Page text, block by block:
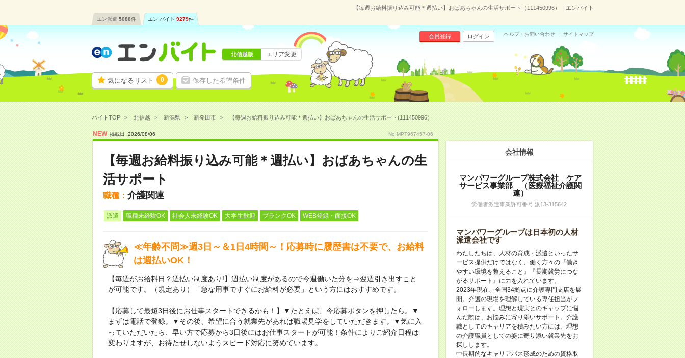
【毎週お給料振り込み可能＊週払い】おばあちゃんの生活サポート（111450996）｜エンバイト
エン派遣 5088件 エン バイト 9279件
気になるリスト 0 保存した希望条件
会員登録 ログイン ヘルプ・お問い合わせ サイトマップ
北信越版 エリア変更
バイトTOP 北信越 新潟県 新発田市 【毎週お給料振り込み可能＊週払い】おばあちゃんの生活サポート(111450996）
NEW 掲載日 :2026/08/06 No.MPT967457-06
【毎週お給料振り込み可能＊週払い】おばあちゃんの生
活サポート
職種： 介護関連
派遣 職種未経験OK 社会人未経験OK 大学生歓迎 ブランクOK WEB登録・面接OK
≪年齢不問≫週3日～＆1日4時間～！応募時に履歴書は不要で、お給料
は週払いOK！
【毎週がお給料日？週払い制度あり!】週払い制度があるので今週働いた分を⇒翌週引き出すこと
が可能です。（規定あり）「急な用事ですぐにお給料が必要」という方にはおすすめです。
【応募して最短3日後にお仕事スタートできるかも！】▼たとえば、今応募ボタンを押したら。▼
まずは電話で登録。▼その後、希望に合う就業先があれば職場見学をしていただきます。▼気に入
っていただいたら、早い方で応募から3日後にはお仕事スタートが可能！条件によりご紹介日程は
変わりますが、お待たせしないようスピード対応に努めています。
会社情報
マンパワーグループ株式会社 ケア
サービス事業部 （医療福祉介護関
連）
労働者派遣事業許可番号:派13-315642
マンパワーグループは⽇本初の⼈材
派遣会社です
わたしたちは、人材の育成・派遣といったサ
ービス提供だけではなく、働く方々の『働き
やすい環境を整えること』『長期就労につな
がるサポート』に力を入れています。
2023年現在、全国34拠点に介護専門支店を展
開。介護の現場を理解している専任担当がフ
ォローします。理想と現実とのギャップに悩
んだ際は、お悩みに寄り添いサポート。介護
職としてのキャリアを積みたい方には、理想
の介護職員としての姿に寄り添い就業先をお
探しします。
中長期的なキャリアパス形成のための資格取